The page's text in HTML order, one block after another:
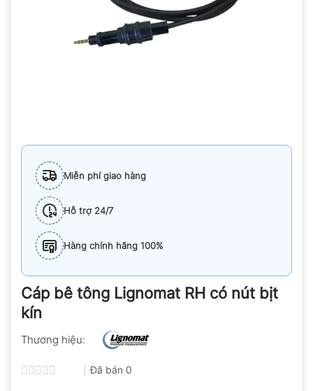
Miễn phí giao hàng
Hỗ trợ 24/7
Hàng chính hãng 100%
Cáp bê tông Lignomat RH có nút bịt
kín
Thương hiệu:
Đã bán 0